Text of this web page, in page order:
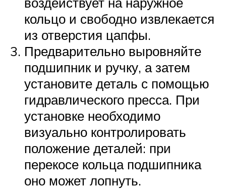
кольцо и свободно извлекается
из отверстия цапфы.
Предварительно выровняйте
подшипник и ручку, а затем
установите деталь с помощью
гидравлического пресса. При
установке необходимо
визуально контролировать
положение деталей: при
перекосе кольца подшипника
оно может лопнуть.